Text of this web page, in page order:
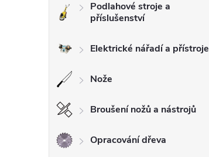
Podlahové stroje a
příslušenství
Elektrické nářadí a přístroje
Nože
Broušení nožů a nástrojů
Opracování dřeva